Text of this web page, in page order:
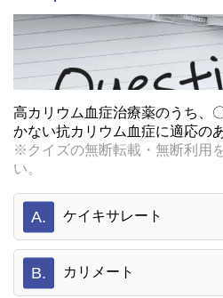
高カリウム血症治療薬のうち、
かない抗カリウム血症に適応の
※クイズの無断転載・無断利用
い。
A. ケイキサレート
B. カリメート